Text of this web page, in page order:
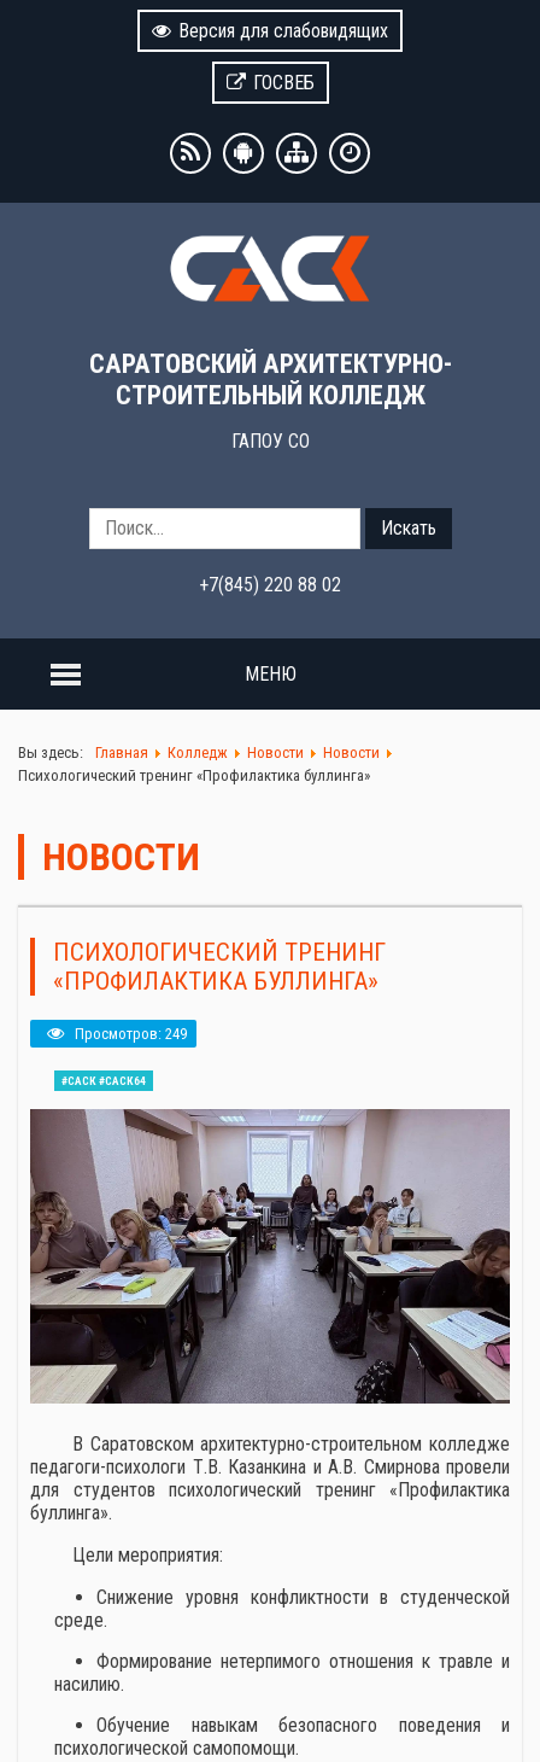
Версия для слабовидящих
ГОСВЕБ
САРАТОВСКИЙ АРХИТЕКТУРНО-
СТРОИТЕЛЬНЫЙ КОЛЛЕДЖ
ГАПОУ СО
Искать
+7(845) 220 88 02
МЕНЮ
Вы здесь: Главная Колледж Новости
Новости
Психологический тренинг «Профилактика буллинга»
НОВОСТИ
ПСИХОЛОГИЧЕСКИЙ ТРЕНИНГ
«ПРОФИЛАКТИКА БУЛЛИНГА»
Просмотров: 249
#САСК #САСК64
В Саратовском архитектурно-строительном колледже
педагоги-психологи Т.В. Казанкина и А.В. Смирнова провели
для студентов психологический тренинг «Профилактика
буллинга».
Цели мероприятия:
Снижение уровня конфликтности в студенческой
среде.
Формирование нетерпимого отношения к травле и
насилию.
Обучение навыкам безопасного поведения и
психологической самопомощи.